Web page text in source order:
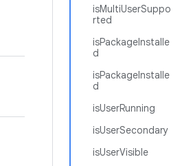
isMultiUserSuppo
rted
isPackageInstalle
d
isPackageInstalle
d
isUserRunning
isUserSecondary
isUserVisible